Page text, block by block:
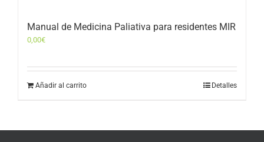
Manual de Medicina Paliativa para residentes MIR
0,00€
Añadir al carrito Detalles